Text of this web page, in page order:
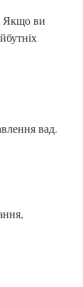
Якщо ви
вад.